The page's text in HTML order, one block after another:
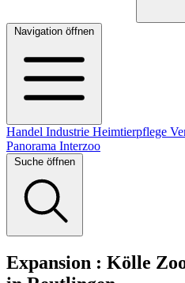
Navigation öffnen
Handel Industrie Heimtierpflege
Panorama Interzoo
Suche öffnen
Expansion : Kölle